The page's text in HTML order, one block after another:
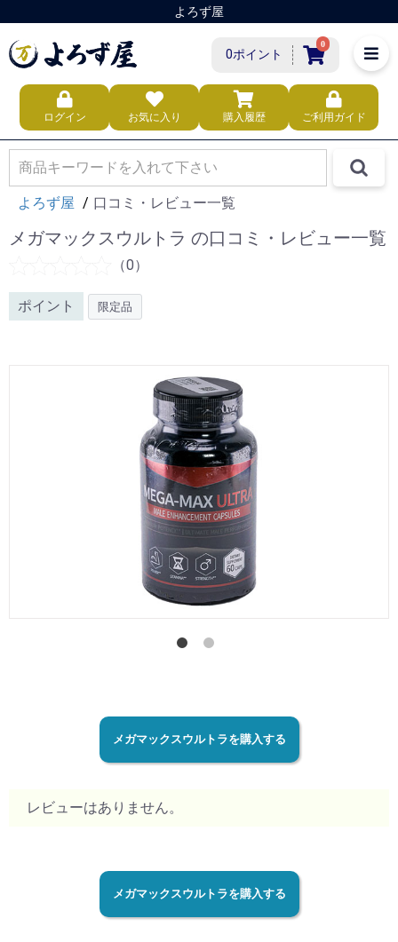
よろず屋
ログイン お気に入り 購入履歴 ご利用ガイド
0ポイント
0
よろず屋 口コミ・レビュー一覧
メガマックスウルトラ の口コミ・レビュー一覧
（0）
ポイント 限定品
メガマックスウルトラを購入する
レビューはありません。
メガマックスウルトラを購入する